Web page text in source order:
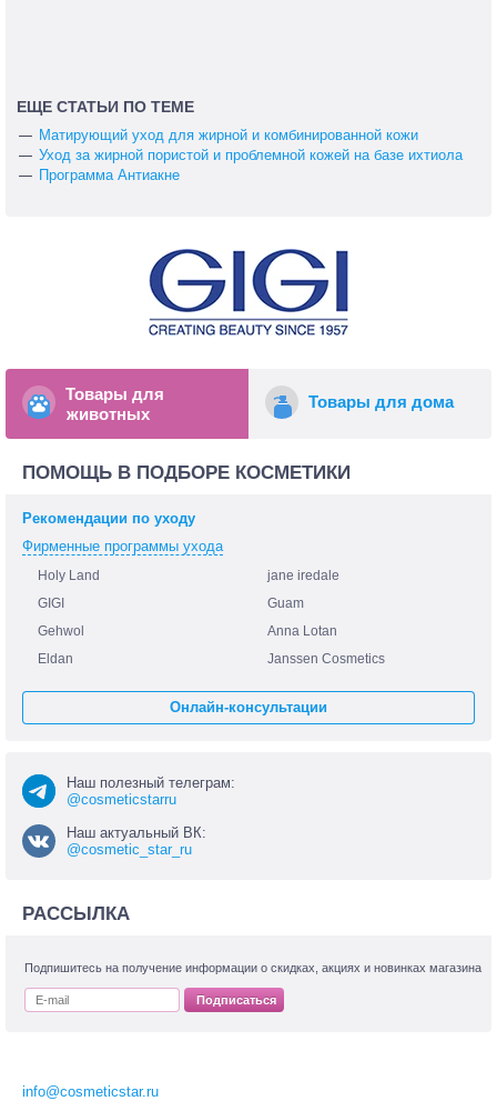
ЕЩЕ СТАТЬИ ПО ТЕМЕ
Матирующий уход для жирной и комбинированной кожи
Уход за жирной пористой и проблемной кожей на базе ихтиола
Программа Антиакне
Товары для
животных
Товары для дома
ПОМОЩЬ В ПОДБОРЕ КОСМЕТИКИ
Рекомендации по уходу
Фирменные программы ухода
Holy Land
jane iredale
GIGI
Guam
Gehwol
Anna Lotan
Eldan
Janssen Cosmetics
Онлайн-консультации
Наш полезный телеграм:
@cosmeticstarru
Наш актуальный ВК:
@cosmetic_star_ru
РАССЫЛКА
Подпишитесь на получение информации о скидках, акциях и новинках магазина
Подписаться
info@cosmeticstar.ru